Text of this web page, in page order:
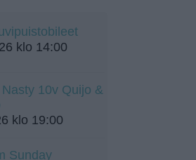
klo 14:00
10v Quijo &
klo 19:00
Sunday